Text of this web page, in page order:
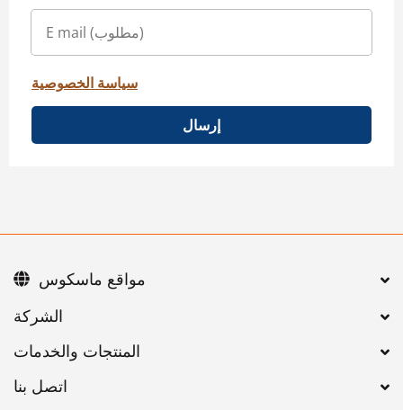
سياسة الخصوصية
إرسال
اتصل بنا
مواقع ماسكوس